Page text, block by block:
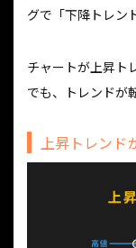
グで「下降トレン
チャートが上昇ト
でも、トレンドが
上昇トレンド